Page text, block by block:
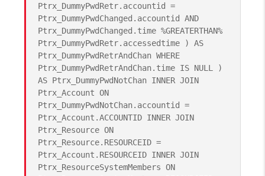
Ptrx_DummyPwdRetr.accountid =
Ptrx_DummyPwdChanged.accountid AND
Ptrx_DummyPwdChanged.time %GREATERTHAN%
Ptrx_DummyPwdRetr.accessedtime ) AS
Ptrx_DummyPwdRetrAndChan WHERE
Ptrx_DummyPwdRetrAndChan.time IS NULL )
AS Ptrx_DummyPwdNotChan INNER JOIN
Ptrx_Account ON
Ptrx_DummyPwdNotChan.accountid =
Ptrx_Account.ACCOUNTID INNER JOIN
Ptrx_Resource ON
Ptrx_Resource.RESOURCEID =
Ptrx_Account.RESOURCEID INNER JOIN
Ptrx_ResourceSystemMembers ON